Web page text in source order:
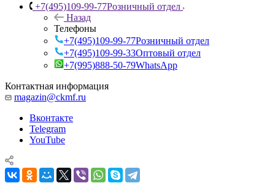
+7(495)109-99-77Розничный отдел
Назад
Телефоны
+7(495)109-99-77Розничный отдел
+7(495)109-99-33Оптовый отдел
+7(995)888-50-79WhatsApp
Контактная информация
magazin@ckmf.ru
Вконтакте
Telegram
YouTube